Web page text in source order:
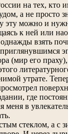
на тех, кто
а не просто
можно и
к ней или
взять
(мир его праху),
утрате.
где
меня в
стеклом, а с